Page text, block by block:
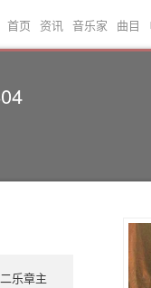
首页 资讯 音乐家 曲目
乐章主